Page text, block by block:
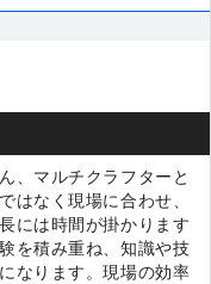
、マルチクラフターと
はなく現場に合わせ、
には時間が掛かります
を積み重ね、知識や技
なります。現場の効率